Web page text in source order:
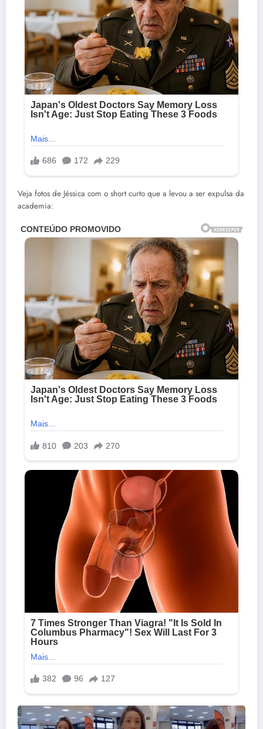
Veja fotos de Jéssica com o short curto que a levou a ser expulsa da
academia: